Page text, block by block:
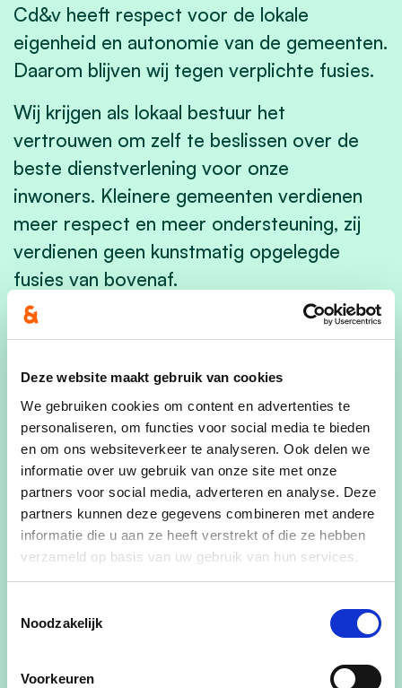
Deze website maakt gebruik van cookies
We gebruiken cookies om content en advertenties te
personaliseren, om functies voor social media te bieden
en om ons websiteverkeer te analyseren. Ook delen we
informatie over uw gebruik van onze site met onze
partners voor social media, adverteren en analyse. Deze
partners kunnen deze gegevens combineren met andere
informatie die u aan ze heeft verstrekt of die ze hebben
verzameld op basis van uw gebruik van hun services.
Noodzakelijk
Voorkeuren
Cd&v heeft respect voor de lokale
eigenheid en autonomie van de gemeenten.
Daarom blijven wij tegen verplichte fusies.
Wij krijgen als lokaal bestuur het
vertrouwen om zelf te beslissen over de
beste dienstverlening voor onze
inwoners. Kleinere gemeenten verdienen
meer respect en meer ondersteuning, zij
verdienen geen kunstmatig opgelegde
fusies van bovenaf.
Akkoord? Teken onze petitie 👇
Achternaam
E-mailadres
Ja, ik aanvaard de privacyvoorwaarden.